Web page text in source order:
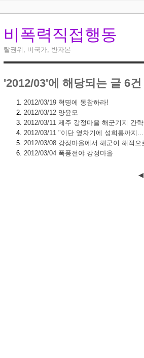
비폭력직접행동
탈권위, 비국가, 반자본
'2012/03'에 해당되는 글 6건
2012/03/19 혁명에 동참하라!
2012/03/12 양윤모
2012/03/11 제주 강정마을 해군기지 간
2012/03/11 "이단 옆차기에 성희롱까지
2012/03/08 강정마을에서 해군이 해적으
2012/03/04 폭풍전야 강정마을
◀